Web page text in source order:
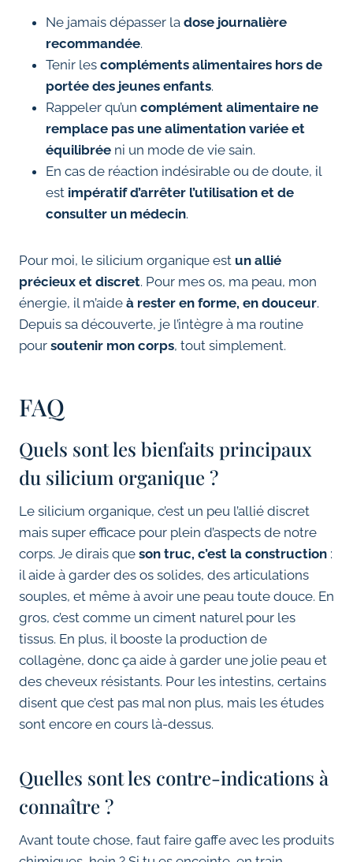
Ne jamais dépasser la dose journalière
recommandée.
Tenir les compléments alimentaires hors de
portée des jeunes enfants.
Rappeler qu’un complément alimentaire ne
remplace pas une alimentation variée et
équilibrée ni un mode de vie sain.
En cas de réaction indésirable ou de doute, il
est impératif d’arrêter l’utilisation et de
consulter un médecin.
Pour moi, le silicium organique est un allié
précieux et discret. Pour mes os, ma peau, mon
énergie, il m’aide à rester en forme, en douceur.
Depuis sa découverte, je l’intègre à ma routine
pour soutenir mon corps, tout simplement.
FAQ
Quels sont les bienfaits principaux
du silicium organique ?
Le silicium organique, c’est un peu l’allié discret
mais super efficace pour plein d’aspects de notre
corps. Je dirais que son truc, c’est la construction :
il aide à garder des os solides, des articulations
souples, et même à avoir une peau toute douce. En
gros, c’est comme un ciment naturel pour les
tissus. En plus, il booste la production de
collagène, donc ça aide à garder une jolie peau et
des cheveux résistants. Pour les intestins, certains
disent que c’est pas mal non plus, mais les études
sont encore en cours là-dessus.
Quelles sont les contre-indications à
connaître ?
Avant toute chose, faut faire gaffe avec les produits